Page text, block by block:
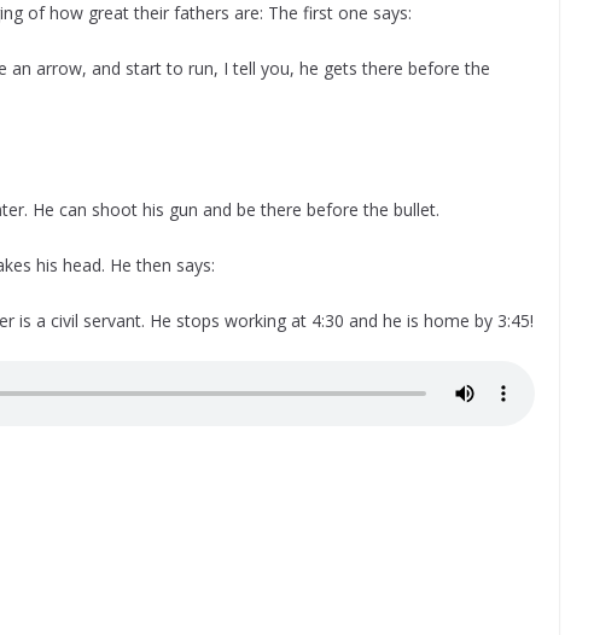
of how great their fathers are: The first one says:
arrow, and start to run, I tell you, he gets there before the
He can shoot his gun and be there before the bullet.
his head. He then says:
a civil servant. He stops working at 4:30 and he is home by 3:45!